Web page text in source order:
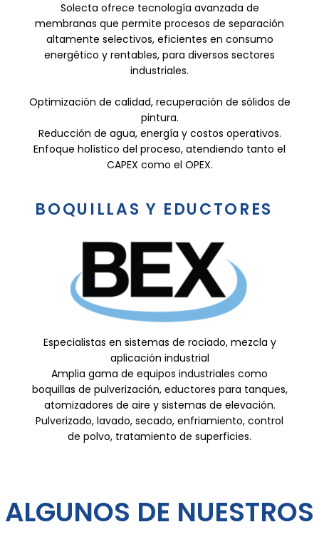
Solecta ofrece tecnología avanzada de
membranas que permite procesos de separación
altamente selectivos, eficientes en consumo
energético y rentables, para diversos sectores
industriales.
Optimización de calidad, recuperación de sólidos de
pintura.
Reducción de agua, energía y costos operativos.
Enfoque holístico del proceso, atendiendo tanto el
CAPEX como el OPEX.
BOQUILLAS Y EDUCTORES
Especialistas en sistemas de rociado, mezcla y
aplicación industrial
Amplia gama de equipos industriales como
boquillas de pulverización, eductores para tanques,
atomizadores de aire y sistemas de elevación.
Pulverizado, lavado, secado, enfriamiento, control
de polvo, tratamiento de superficies.
ALGUNOS DE NUESTROS